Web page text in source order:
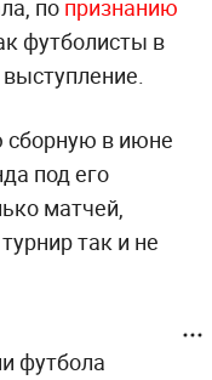
по признанию
футболисты в
сборную в июне
под его
матчей,
так и не
футбола